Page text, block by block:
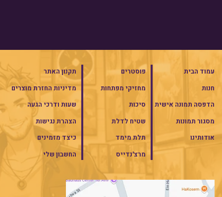
עמוד הבית
חנות
הדפסה תמונה אישית
מסגור תמונות
אודותינו
פוסטרים
מחזיקי מפתחות
סיכות
שטיח לדלת
תלת מימד
מרצ'נדייס
תקנון האתר
מדיניות החזרת מוצרים
שעות ודרכי הגעה
הצהרת נגישות
כיצד מזמינים
החשבון שלי